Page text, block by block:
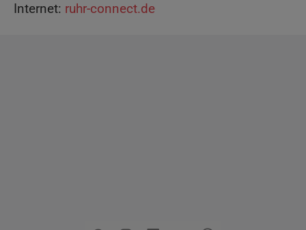
Internet: ruhr-connect.de